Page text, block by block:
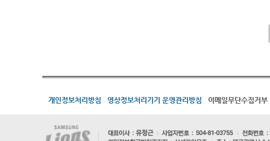
개인정보처리방침 영상정보처리기기 운영관리방침 이메일무단수집거부